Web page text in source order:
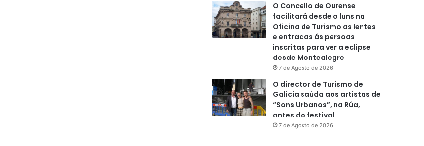
O Concello de Ourense
facilitará desde o luns na
Oficina de Turismo as lentes
e entradas ás persoas
inscritas para ver a eclipse
desde Montealegre
7 de Agosto de 2026
O director de Turismo de
Galicia saúda aos artistas de
“Sons Urbanos”, na Rúa,
antes do festival
7 de Agosto de 2026